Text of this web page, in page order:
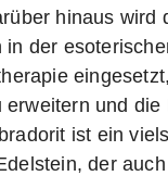
hinaus wird
in der
erweitern und die
ist ein
der